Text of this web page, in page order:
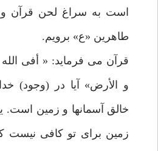
است به سراغ لحن قرآن و
طاهرین «ع» برویم.
قرآن می فرماید: « أفی
و الأرض» آیا در (وجود)
خالق آسمانها و زمین است.
زمین برای تو کافی نیست